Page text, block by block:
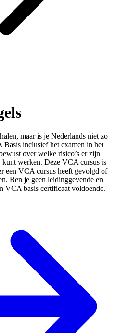
maar is je Nederlands niet zo
Basis inclusief het examen in het
over welke risico’s er zijn
werken. Deze VCA cursus is
een VCA cursus heeft gevolgd of
Ben je geen leidinggevende en
VCA basis certificaat voldoende.